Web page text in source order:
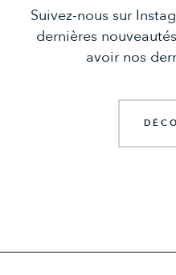
Suivez-nous sur
dernières
avoir nos